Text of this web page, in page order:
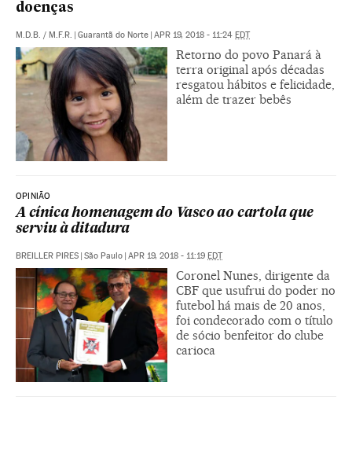
doenças
M.D.B. / M.F.R. | Guarantã do Norte | APR 19, 2018 - 11:24 EDT
Retorno do povo Panará à
terra original após décadas
resgatou hábitos e felicidade,
além de trazer bebês
OPINIÃO
A cínica homenagem do Vasco ao cartola que
serviu à ditadura
BREILLER PIRES | São Paulo | APR 19, 2018 - 11:19 EDT
Coronel Nunes, dirigente da
CBF que usufrui do poder no
futebol há mais de 20 anos,
foi condecorado com o título
de sócio benfeitor do clube
carioca